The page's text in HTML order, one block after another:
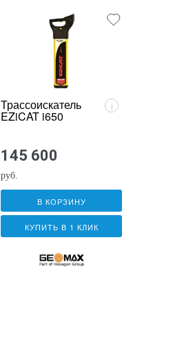
Трассоискатель
EZiCAT i650
i
145 600
руб.
В КОРЗИНУ
КУПИТЬ В 1 КЛИК